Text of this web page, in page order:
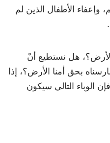
وإعفاء الأطفال الذين لم
هل نستطيع أنْ
بحق أمنا الأرض؟، إذا
الوباء التالي سيكون